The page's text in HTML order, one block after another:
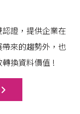
認證，提供企業在
來的趨勢外，也
換資料價值 !